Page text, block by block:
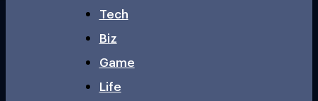
Tech
Biz
Game
Life